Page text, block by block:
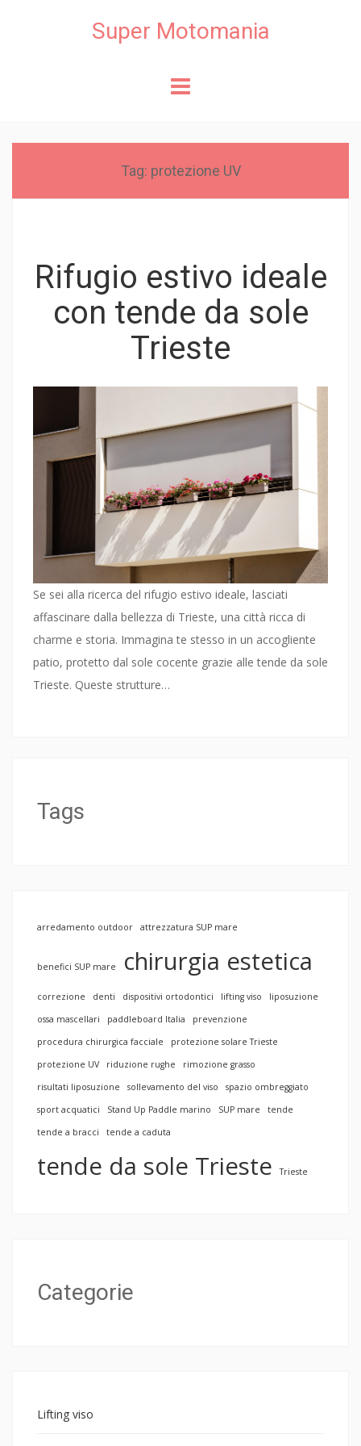
Super Motomania
Tag: protezione UV
Rifugio estivo ideale
con tende da sole
Trieste
Se sei alla ricerca del rifugio estivo ideale, lasciati
affascinare dalla bellezza di Trieste, una città ricca di
charme e storia. Immagina te stesso in un accogliente
patio, protetto dal sole cocente grazie alle tende da sole
Trieste. Queste strutture…
Tags
arredamento outdoor attrezzatura SUP mare
benefici SUP mare chirurgia estetica
correzione denti dispositivi ortodontici lifting viso
liposuzione
ossa mascellari
paddleboard Italia
prevenzione
procedura chirurgica facciale
protezione solare Trieste
protezione UV
riduzione rughe
rimozione grasso
risultati liposuzione
sollevamento del viso
spazio ombreggiato
sport acquatici
Stand Up Paddle marino SUP mare
tende
tende a bracci
tende a caduta
tende da sole Trieste Trieste
Categorie
Lifting viso